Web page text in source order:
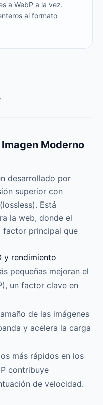
a WebP a la vez.
al formato
Moderno
desarrollado por
superior con
Está
la web, donde el
factor principal que
y rendimiento
pequeñas mejoran el
un factor clave en
de las imágenes
y acelera la carga
más rápidos en los
contribuye
de velocidad.